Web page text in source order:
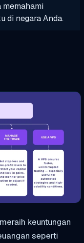
memahami
di negara Anda.
keuntungan
seperti